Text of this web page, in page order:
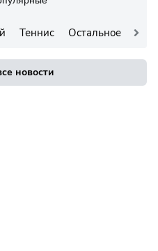
Теннис Остальное
новости